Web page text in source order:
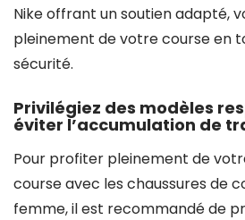
Nike offrant un soutien adapté,
pleinement de votre course en
sécurité.
Privilégiez des modèles
éviter l’accumulation de
Pour profiter pleinement de
course avec les chaussures de
femme, il est recommandé de